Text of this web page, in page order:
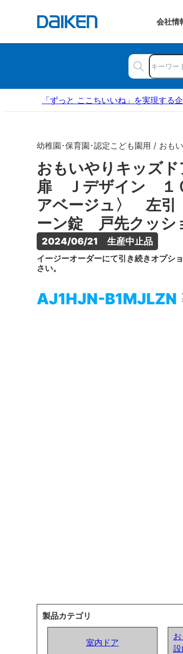
会社情
「ずっと ここちいいね」を実現する
幼稚園･保育園･認定こども園用 / おも
おもいやりキッズ
扉 Ｊデザイン １
アベージュ〉 左引
ーン錠 戸先クッシ
2024/06/21　生産中止品
イージーオーダーにて引き続きオプシ
さい。
AJ1HJN-B1MJLZN
製品カテゴリ
室内ドア
設